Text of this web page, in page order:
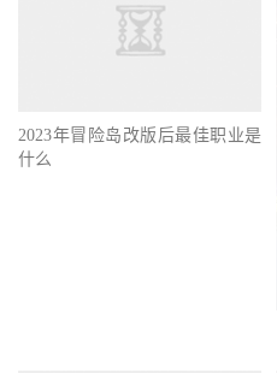
2023年冒险岛改版后最佳职业是
什么